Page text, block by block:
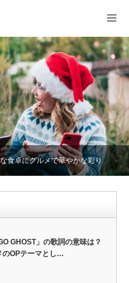
食卓にグルメで華やかな彩り
GHOST」の歌詞の意味は？
のOPテーマとし…